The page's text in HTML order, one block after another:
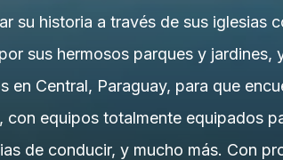
su historia a través de sus iglesias
sus hermosos parques y
Central, Paraguay, para que
equipos totalmente equipados
de conducir, y mucho más. Con